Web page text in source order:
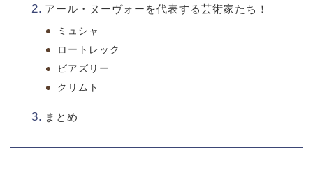
アール・ヌーヴォーを代表する芸術家たち！
ミュシャ
ロートレック
ビアズリー
クリムト
まとめ